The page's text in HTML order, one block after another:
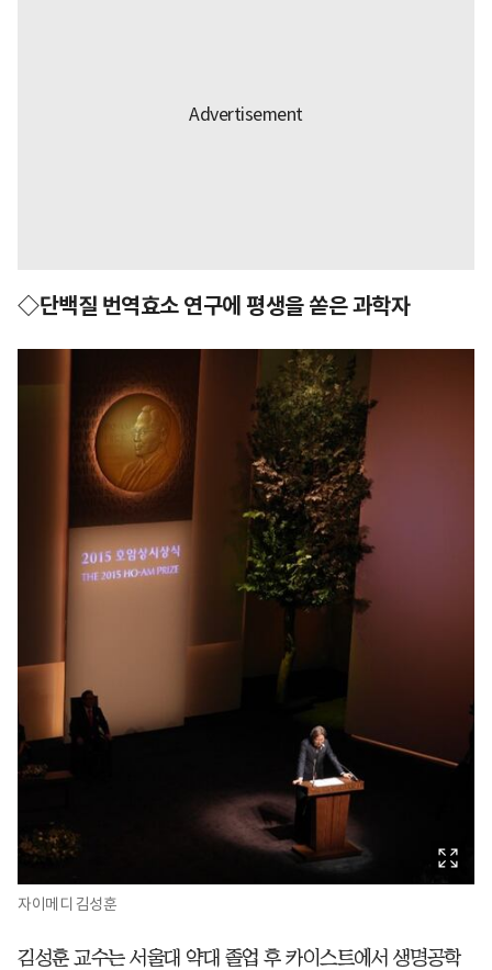
◇단백질 번역효소 연구에 평생을 쏟은 과학자
자이메디 김성훈
김성훈 교수는 서울대 약대 졸업 후 카이스트에서 생명공학